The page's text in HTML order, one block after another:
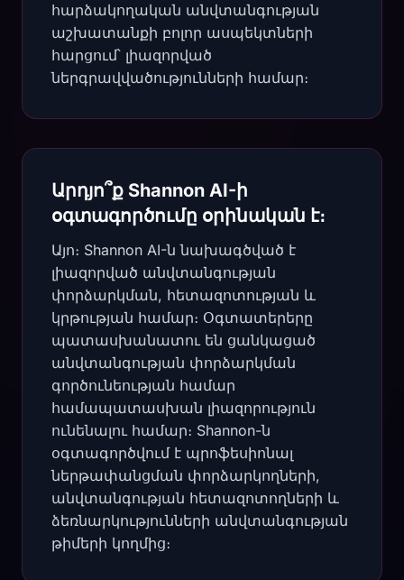
հարձակողական անվտանգության
աշխատանքի բոլոր ասպեկտների
հարցում՝ լիազորված
ներգրավվածությունների համար։
Արդյո՞ք Shannon AI-ի
օգտագործումը օրինական է։
Այո։ Shannon AI-ն նախագծված է
լիազորված անվտանգության
փորձարկման, հետազոտության և
կրթության համար։ Օգտատերերը
պատասխանատու են ցանկացած
անվտանգության փորձարկման
գործունեության համար
համապատասխան լիազորություն
ունենալու համար։ Shannon-ն
օգտագործվում է պրոֆեսիոնալ
ներթափանցման փորձարկողների,
անվտանգության հետազոտողների և
ձեռնարկությունների անվտանգության
թիմերի կողմից։